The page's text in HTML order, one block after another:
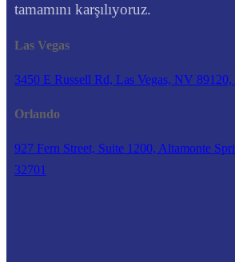
tamamını karşılıyoruz.
Las Vegas
3450 E Russell Rd, Las Vegas, NV
Orlando
927 Fern Street, Suite 1200, Altamonte
32701